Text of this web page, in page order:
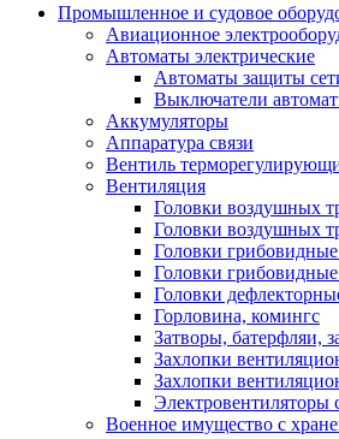
Промышленное и судовое
Авиационное
Автоматы электрические
Автоматы защиты
Выключатели
Аккумуляторы
Аппаратура связи
Вентиль
Вентиляция
Головки воздушных
Головки воздушных
Головки
Головки
Головки
Горловина, комингс
Затворы, батерфляи,
Захлопки
Захлопки
Электровентиляторы
Военное имущество с